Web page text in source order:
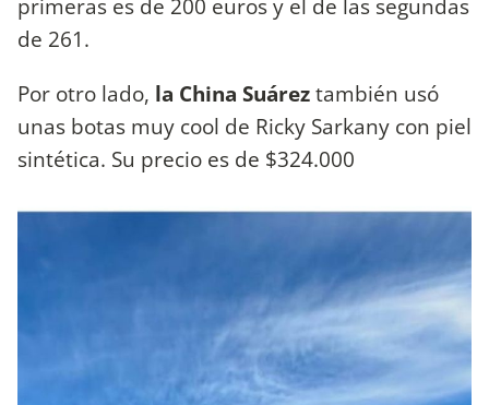
primeras es de 200 euros y el de las segundas
de 261.
Por otro lado, la China Suáreztambién usó
unas botas muy cool de Ricky Sarkany con piel
sintética. Su precio es de $324.000